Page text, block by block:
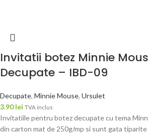
Invitatii botez Minnie
Decupate – IBD-09
Decupate, Minnie Mouse, Ursulet
3.90lei TVA inclus
Invitatiile pentru botez decupate cu tema
din carton mat de 250g/mp si sunt gata